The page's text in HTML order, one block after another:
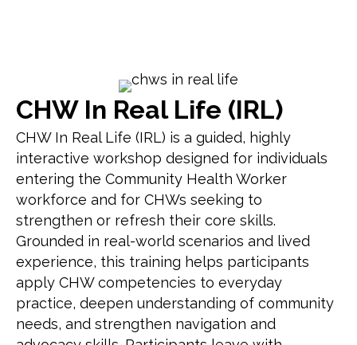
CHW In Real Life (IRL)
CHW In Real Life (IRL) is a guided, highly
interactive workshop designed for individuals
entering the Community Health Worker
workforce and for CHWs seeking to
strengthen or refresh their core skills.
Grounded in real-world scenarios and lived
experience, this training helps participants
apply CHW competencies to everyday
practice, deepen understanding of community
needs, and strengthen navigation and